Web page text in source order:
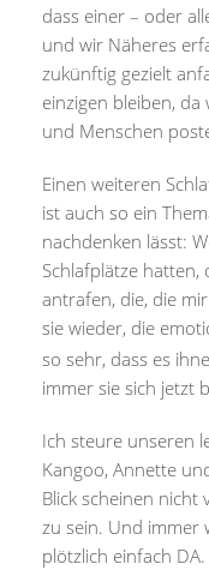
dass einer – oder
und wir Näheres
zukünftig gezielt
einzigen bleiben,
und Menschen
Einen weiteren
ist auch so ein
nachdenken lässt:
Schlafplätze
antrafen, die, die
sie wieder, die
so sehr, dass es
immer sie sich jetzt
Ich steure unseren
Kangoo, Annette
Blick scheinen nicht
zu sein. Und immer
plötzlich einfach DA.